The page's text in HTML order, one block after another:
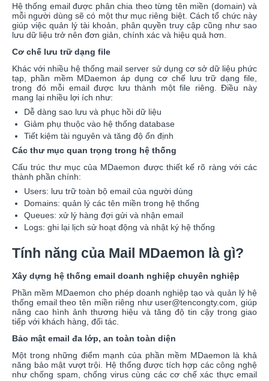
Hệ thống email được phân chia theo từng tên miền (domain) và
mỗi người dùng sẽ có một thư mục riêng biệt. Cách tổ chức này
giúp việc quản lý tài khoản, phân quyền truy cập cũng như sao
lưu dữ liệu trở nên đơn giản, chính xác và hiệu quả hơn.
Cơ chế lưu trữ dạng file
Khác với nhiều hệ thống mail server sử dụng cơ sở dữ liệu phức
tạp, phần mềm MDaemon áp dụng cơ chế lưu trữ dạng file,
trong đó mỗi email được lưu thành một file riêng. Điều này
mang lại nhiều lợi ích như:
Dễ dàng sao lưu và phục hồi dữ liệu
Giảm phụ thuộc vào hệ thống database
Tiết kiệm tài nguyên và tăng độ ổn định
Các thư mục quan trọng trong hệ thống
Cấu trúc thư mục của MDaemon được thiết kế rõ ràng với các
thành phần chính:
Users: lưu trữ toàn bộ email của người dùng
Domains: quản lý các tên miền trong hệ thống
Queues: xử lý hàng đợi gửi và nhận email
Logs: ghi lại lịch sử hoạt động và nhật ký hệ thống
Tính năng của Mail MDaemon là gì?
Xây dựng hệ thống email doanh nghiệp chuyên nghiệp
Phần mềm MDaemon cho phép doanh nghiệp tạo và quản lý hệ
thống email theo tên miền riêng như user@tencongty.com, giúp
nâng cao hình ảnh thương hiệu và tăng độ tin cậy trong giao
tiếp với khách hàng, đối tác.
Bảo mật email đa lớp, an toàn toàn diện
Một trong những điểm mạnh của phần mềm MDaemon là khả
năng bảo mật vượt trội. Hệ thống được tích hợp các công nghệ
như chống spam, chống virus cùng các cơ chế xác thực email